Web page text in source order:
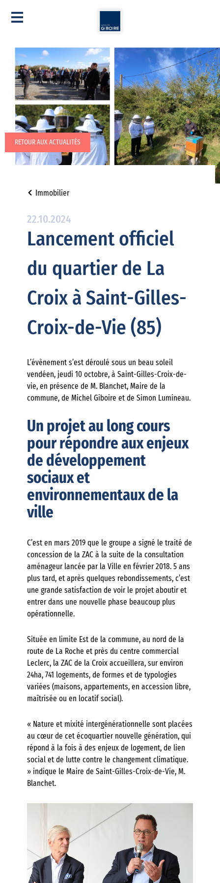
RETOUR AUX ACTUALITÉS
Immobilier
22.10.2024
Lancement officiel
du quartier de La
Croix à Saint-Gilles-
Croix-de-Vie (85)
L’évènement s’est déroulé sous un beau soleil
vendéen, jeudi 10 octobre, à Saint-Gilles-Croix-de-
vie, en présence de M. Blanchet, Maire de la
commune, de Michel Giboire et de Simon Lumineau.
Un projet au long cours
pour répondre aux enjeux
de développement
sociaux et
environnementaux de la
ville
C’est en mars 2019 que le groupe a signé le traité de
concession de la ZAC à la suite de la consultation
aménageur lancée par la Ville en février 2018. 5 ans
plus tard, et après quelques rebondissements, c’est
une grande satisfaction de voir le projet aboutir et
entrer dans une nouvelle phase beaucoup plus
opérationnelle.
Située en limite Est de la commune, au nord de la
route de La Roche et près du centre commercial
Leclerc, la ZAC de la Croix accueillera, sur environ
24ha, 741 logements, de formes et de typologies
variées (maisons, appartements, en accession libre,
maîtrisée ou en locatif social).
« Nature et mixité intergénérationnelle sont placées
au cœur de cet écoquartier nouvelle génération, qui
répond à la fois à des enjeux de logement, de lien
social et de lutte contre le changement climatique.
» indique le Maire de Saint-Gilles-Croix-de-Vie, M.
Blanchet.